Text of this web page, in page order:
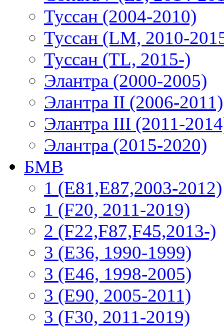
Туссан (2004-2010)
Туссан (LM, 2010-
Туссан (TL, 2015-)
Элантра (2000-2005)
Элантра II (2006-2011)
Элантра III (2011-
Элантра (2015-2020)
БМВ
1 (E81,E87,2003-2012)
1 (F20, 2011-2019)
2 (F22,F87,F45,2013-)
3 (Е36, 1990-1999)
3 (E46, 1998-2005)
3 (E90, 2005-2011)
3 (F30, 2011-2019)